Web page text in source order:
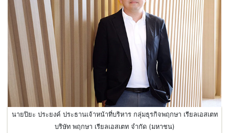
นายปิยะ ประยงค์ ประธานเจ้าหน้าที่บริหาร กลุ่มธุรกิจพฤกษา เรียลเอสเตท
บริษัท พฤกษา เรียลเอสเตท จำกัด (มหาชน)